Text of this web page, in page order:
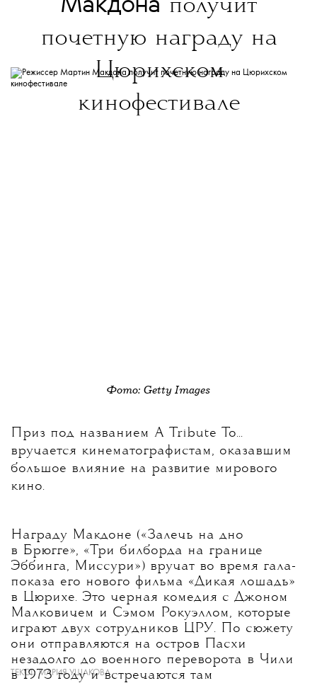
Макдона получит
почетную награду на
Цюрихском
кинофестивале
Фото: Getty Images
Приз под названием A Tribute To...
вручается кинематографистам, оказавшим
большое влияние на развитие мирового
кино.
Награду Макдоне («Залечь на дно
в Брюгге», «Три билборда на границе
Эббинга, Миссури») вручат во время гала-
показа его нового фильма «Дикая лошадь»
в Цюрихе. Это черная комедия с Джоном
Малковичем и Сэмом Рокуэллом, которые
играют двух сотрудников ЦРУ. По сюжету
они отправляются на остров Пасхи
незадолго до военного переворота в Чили
в 1973 году и встречаются там
ТЕКСТ:МАРИЯ УШАКОВА